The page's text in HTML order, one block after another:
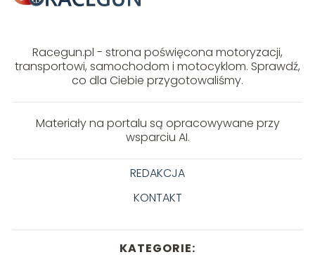
Racegun.pl - strona poświęcona motoryzacji,
transportowi, samochodom i motocyklom. Sprawdź,
co dla Ciebie przygotowaliśmy.
Materiały na portalu są opracowywane przy
wsparciu AI.
REDAKCJA
KONTAKT
KATEGORIE: